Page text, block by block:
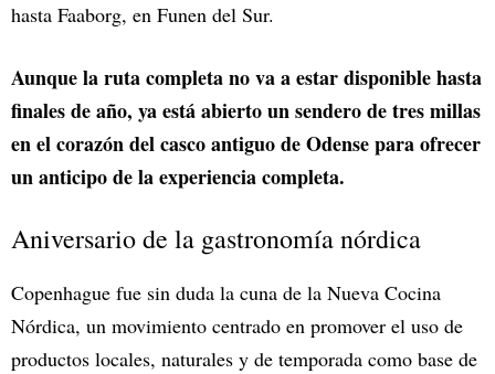
hasta Faaborg, en Funen del Sur.
Aunque la ruta completa no va a estar disponible hasta
finales de año, ya está abierto un sendero de tres millas
en el corazón del casco antiguo de Odense para ofrecer
un anticipo de la experiencia completa.
Aniversario de la gastronomía nórdica
Copenhague fue sin duda la cuna de la Nueva Cocina
Nórdica, un movimiento centrado en promover el uso de
productos locales, naturales y de temporada como base de